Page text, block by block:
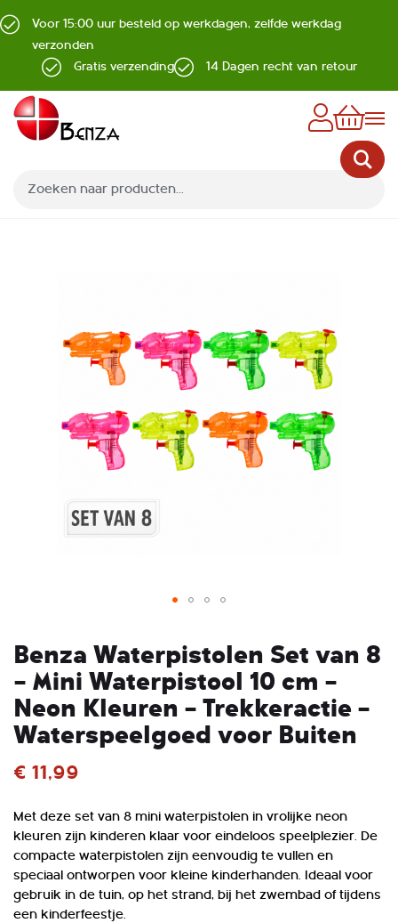
Voor 15:00 uur besteld op werkdagen, zelfde werkdag
verzonden
Gratis verzending
14 Dagen recht van retour
het
begin
van
de
afbeeldingen-
Benza Waterpistolen Set van 8
– Mini Waterpistool 10 cm –
Neon Kleuren – Trekkeractie –
Waterspeelgoed voor Buiten
€ 11,99
Met deze set van 8 mini waterpistolen in vrolijke neon
kleuren zijn kinderen klaar voor eindeloos speelplezier. De
compacte waterpistolen zijn eenvoudig te vullen en
speciaal ontworpen voor kleine kinderhanden. Ideaal voor
gebruik in de tuin, op het strand, bij het zwembad of tijdens
een kinderfeestje.